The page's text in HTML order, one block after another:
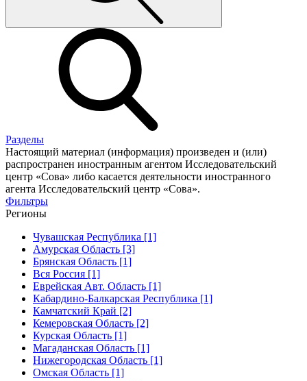
Разделы
Настоящий материал (информация) произведен и (или)
распространен иностранным агентом Исследовательский
центр «Сова» либо касается деятельности иностранного
агента Исследовательский центр «Сова».
Фильтры
Регионы
Чувашская Республика [1]
Амурская Область [3]
Брянская Область [1]
Вся Россия [1]
Еврейская Авт. Область [1]
Кабардино-Балкарская Республика [1]
Камчатский Край [2]
Кемеровская Область [2]
Курская Область [1]
Магаданская Область [1]
Нижегородская Область [1]
Омская Область [1]